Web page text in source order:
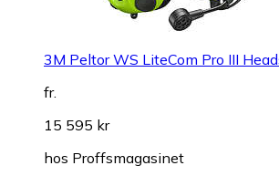
3M Peltor WS LiteCom Pro III
fr.
15 595 kr
hos Proffsmagasinet